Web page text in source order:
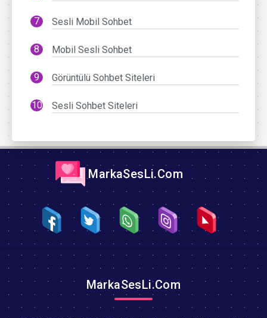
Sesli Mobil Sohbet
Mobil Sesli Sohbet
Görüntülü Sohbet Siteleri
Sesli Sohbet Siteleri
MarkaSesLi.Com
MarkaSesLi.Com